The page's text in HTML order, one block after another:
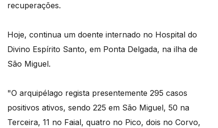
recuperações.
Hoje, continua um doente internado no Hospital do
Divino Espírito Santo, em Ponta Delgada, na ilha de
São Miguel.
"O arquipélago regista presentemente 295 casos
positivos ativos, sendo 225 em São Miguel, 50 na
Terceira, 11 no Faial, quatro no Pico, dois no Corvo,